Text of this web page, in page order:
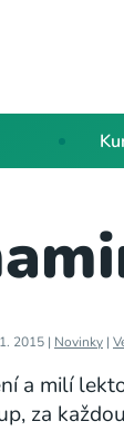
2015 | Novinky |
a milí
za